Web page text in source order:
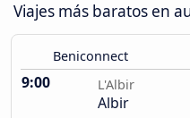
Viajes más baratos en
Beniconnect
9:00 L'Albir
Albir